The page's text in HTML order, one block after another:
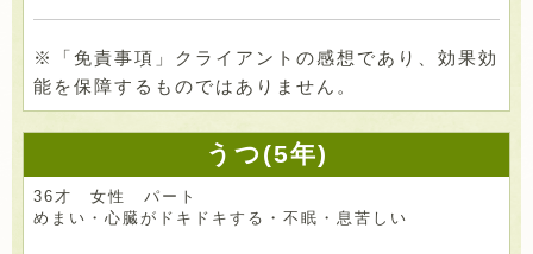
※「免責事項」クライアントの感想であり、効果効
能を保障するものではありません。
うつ(5年)
36才 女性 パート
めまい・心臓がドキドキする・不眠・息苦しい